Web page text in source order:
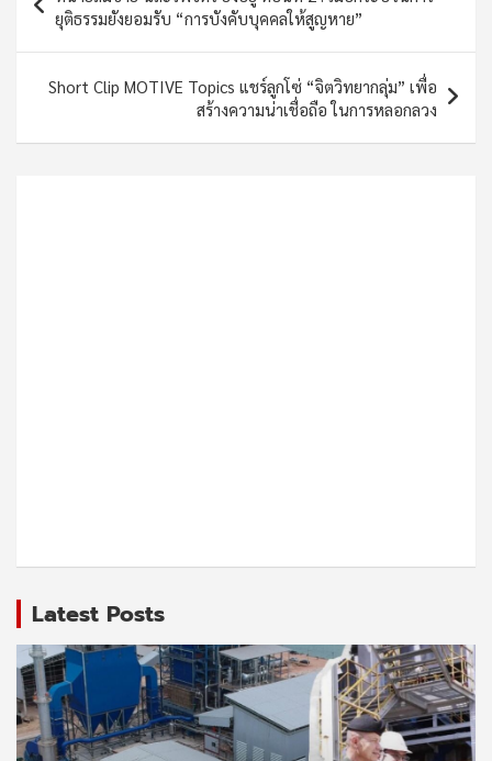
navigation
ยุติธรรมยังยอมรับ “การบังคับบุคคลให้สูญหาย”
Short Clip MOTIVE Topics แชร์ลูกโซ่ “จิตวิทยากลุ่ม” เพื่อ
สร้างความน่าเชื่อถือ ในการหลอกลวง
Latest Posts